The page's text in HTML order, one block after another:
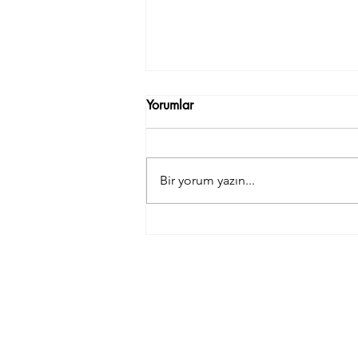
Yorumlar
Bir yorum yazın...